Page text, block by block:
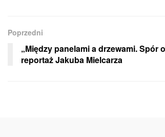
Poprzedni
„Między panelami a drzewami. Spór
reportaż Jakuba Mielcarza